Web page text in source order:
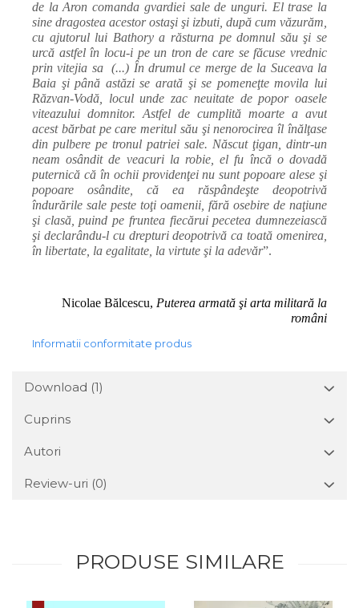
de la Aron comanda gvardiei sale de unguri. El trase la
sine dragostea acestor ostaşi şi izbuti, după cum văzurăm,
cu ajutorul lui Bathory a răsturna pe domnul său şi se
urcă astfel în locu-i pe un tron de care se făcuse vrednic
prin vitejia sa
(...) În drumul ce merge de la Suceava la
Baia şi până astăzi se arată şi se pomeneţte movila lui
Răzvan-Vodă, locul unde zac neuitate de popor oasele
viteazului domnitor. Astfel de cumplită moarte a avut
acest bărbat pe care meritul său şi nenorocirea îl înălţase
din pulbere pe tronul patriei sale. Născut ţigan, dintr-un
neam osândit de veacuri la robie, el fu încă o dovadă
puternică că în ochii providenţei nu sunt popoare alese şi
popoare osândite, că ea răspândeşte deopotrivă
îndurările sale peste toţi oamenii, fără osebire de naţiune
şi clasă, puind pe fruntea fiecărui pecetea dumnezeiască
şi declarându-l cu drepturi deopotrivă ca toată omenirea,
în libertate, la egalitate, la virtute şi la adevăr”.
Nicolae Bălcescu, Puterea armată şi arta militară la
români
Informatii conformitate produs
Download (1)
Cuprins
Autori
Review-uri (0)
PRODUSE SIMILARE